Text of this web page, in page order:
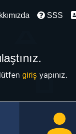
SSS
girişyapınız.